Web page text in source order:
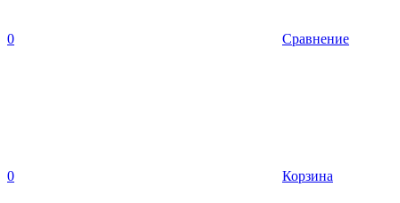
0 Сравнение
0 Корзина